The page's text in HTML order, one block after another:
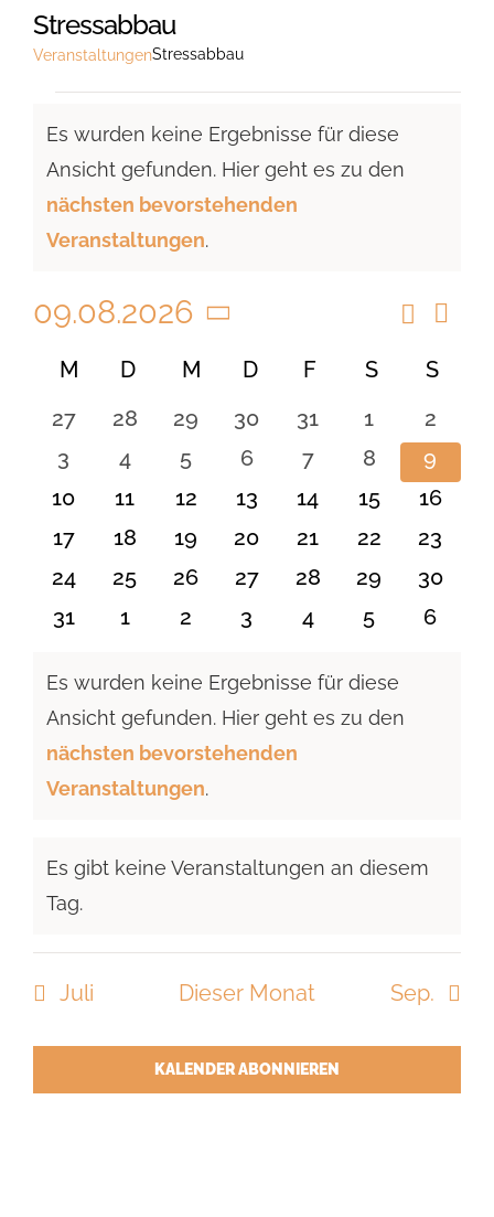
Stressabbau
VeranstaltungenStressabbau
Hinweis
Es wurden keine Ergebnisse für diese
Ansicht gefunden. Hier geht es zu den
nächsten bevorstehenden
Veranstaltungen.
Suche
Suche
Monat
09.08.2026
Datum
wählen.
Kalender
von
Veranstaltungen
M MONTAG
D DIENSTAG
M MITTWOCH
D DONNERSTAG
F FREITAG
SSAMSTAG
S
0
Veranstaltungen
27
0
Veranstaltungen
28
0
Veranstaltungen
29
0
Veranstaltungen
30
0
Veranstaltungen
31
0
1
0
2
0
Veranstaltungen
3
0
Veranstaltungen
4
0
Veranstaltungen
5
0
Veranstaltungen
6
0
Veranstaltungen
7
0
8
0
9
0
Veranstaltungen
10
0
Veranstaltungen
11
0
Veranstaltungen
12
0
Veranstaltungen
13
0
Veranstaltungen
14
0
15
0
16
0
Veranstaltungen
17
0
Veranstaltungen
18
0
Veranstaltungen
19
0
Veranstaltungen
20
0
Veranstaltungen
21
0
22
0
23
0
Veranstaltungen
24
0
Veranstaltungen
25
0
Veranstaltungen
26
0
Veranstaltungen
27
0
Veranstaltungen
28
0
29
0
30
0
31
0
1
0
2
0
3
0
4
0
5
0
6
Hinweis
Es wurden keine Ergebnisse für diese
Ansicht gefunden. Hier geht es zu den
nächsten bevorstehenden
Veranstaltungen.
Hinweis
Es gibt keine Veranstaltungen an diesem
Tag.
Juli Dieser Monat Sep.
KALENDER ABONNIEREN